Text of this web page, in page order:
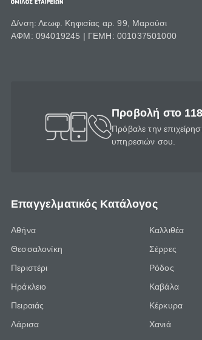
Δ/νση: Λεωφ. Κηφισίας αρ. 99, Μαρούσι
ΑΦΜ: 094019245 | ΓΕΜΗ: 001037501000
Προβολή στο
Πρόβαλε την
υπηρεσιών σου.
Επαγγελματικός Κατάλογος
Αθήνα
Θεσσαλονίκη
Περιστέρι
Ηράκλειο
Πειραιάς
Λάρισα
Καλλιθέα
Σέρρες
Ρόδος
Καβάλα
Κέρκυρα
Χανιά